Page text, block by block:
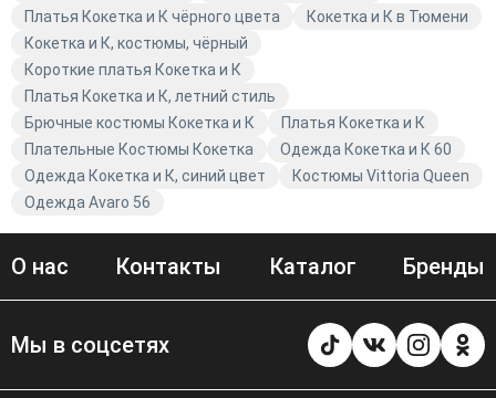
Платья Кокетка и К чёрного цвета
Кокетка и К в Тюмени
Кокетка и К, костюмы, чёрный
Короткие платья Кокетка и К
Платья Кокетка и К, летний стиль
Брючные костюмы Кокетка и К
Платья Кокетка и К
Плательные Костюмы Кокетка
Одежда Кокетка и К 60
Одежда Кокетка и К, синий цвет
Костюмы Vittoria Queen
Одежда Avaro 56
О нас Контакты Каталог Бренды
Мы в соцсетях